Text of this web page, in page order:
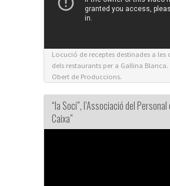
Locució de receptes destinades a les
dels restaurants per a Gallina Blanca.
Obert de Produccions.
“la Soci”, l’Associació del Personal
Caixa”